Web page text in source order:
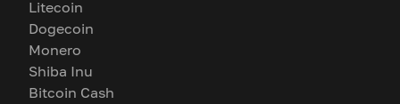
Litecoin
Dogecoin
Monero
Shiba Inu
Bitcoin Cash